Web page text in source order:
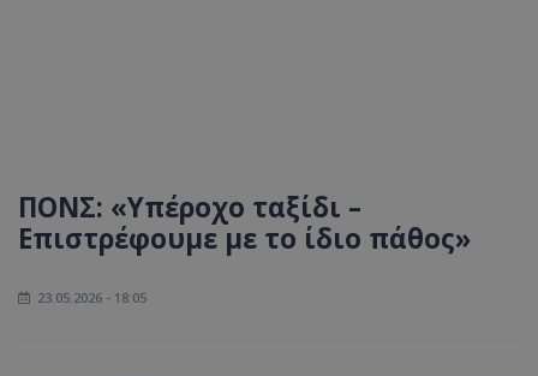
ΠΟΝΣ: «Υπέροχο ταξίδι –
Επιστρέφουμε με το ίδιο πάθος»
23.05.2026 - 18:05